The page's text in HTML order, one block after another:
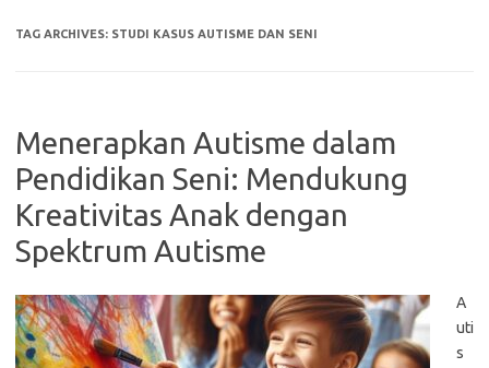
TAG ARCHIVES: STUDI KASUS AUTISME DAN SENI
Menerapkan Autisme dalam
Pendidikan Seni: Mendukung
Kreativitas Anak dengan
Spektrum Autisme
A
uti
s